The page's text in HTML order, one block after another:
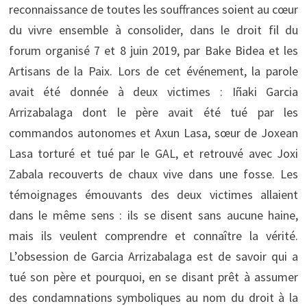
reconnaissance de toutes les souffrances soient au cœur
du vivre ensemble à consolider, dans le droit fil du
forum organisé 7 et 8 juin 2019, par Bake Bidea et les
Artisans de la Paix. Lors de cet événement, la parole
avait été donnée à deux victimes : Iñaki Garcia
Arrizabalaga dont le père avait été tué par les
commandos autonomes et Axun Lasa, sœur de Joxean
Lasa torturé et tué par le GAL, et retrouvé avec Joxi
Zabala recouverts de chaux vive dans une fosse. Les
témoignages émouvants des deux victimes allaient
dans le même sens : ils se disent sans aucune haine,
mais ils veulent comprendre et connaître la vérité.
L’obsession de Garcia Arrizabalaga est de savoir qui a
tué son père et pourquoi, en se disant prêt à assumer
des condamnations symboliques au nom du droit à la